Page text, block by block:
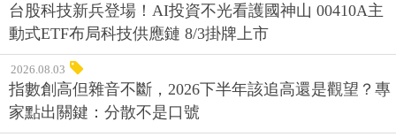
台股科技新兵登場！AI投資不光看護國神山 00410A主
動式ETF布局科技供應鏈 8/3掛牌上市
2026.08.03
指數創高但雜音不斷，2026下半年該追高還是觀望？專
家點出關鍵：分散不是口號